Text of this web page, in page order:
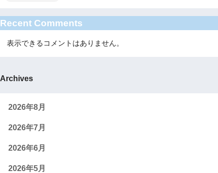
Recent Comments
表示できるコメントはありません。
Archives
2026年8月
2026年7月
2026年6月
2026年5月